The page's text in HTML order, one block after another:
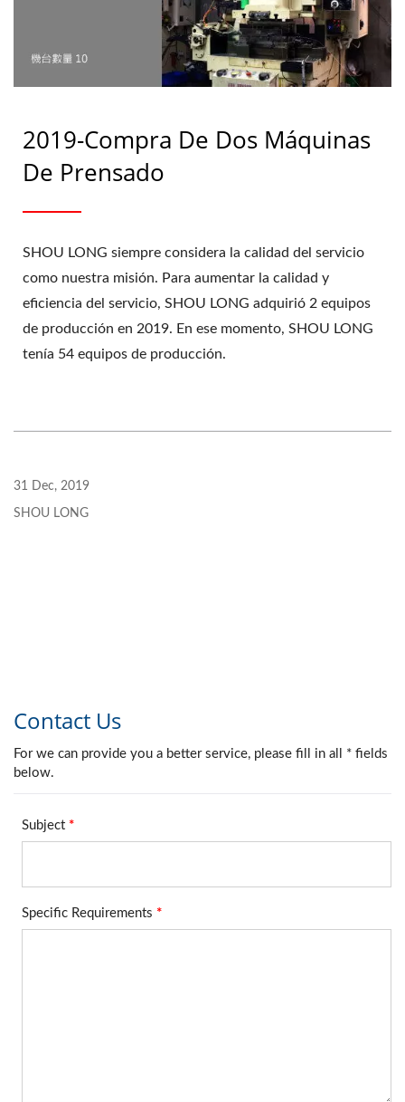
Pasador) Desde 1991 | SHOU
LONG
2019-Compra De Dos Máquinas
De Prensado
SHOU LONG siempre considera la calidad del servicio
como nuestra misión. Para aumentar la calidad y
eficiencia del servicio, SHOU LONG adquirió 2 equipos
de producción en 2019. En ese momento, SHOU LONG
tenía 54 equipos de producción.
31 Dec, 2019
SHOU LONG